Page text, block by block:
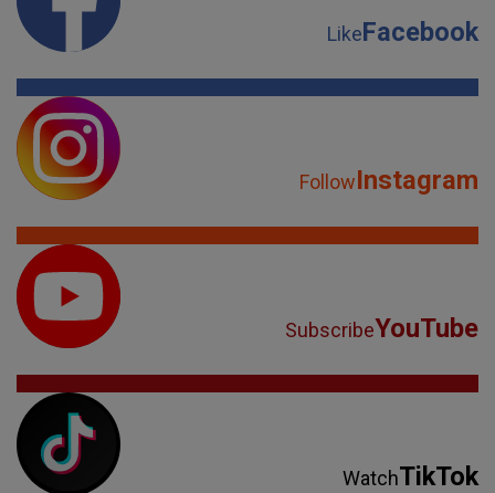
LikeFacebook
FollowInstagram
SubscribeYouTube
WatchTikTok